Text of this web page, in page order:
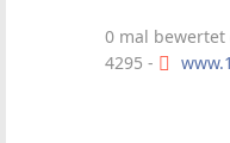
0 mal bewertet
4295 -